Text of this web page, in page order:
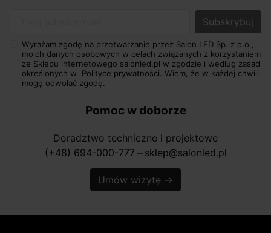
Wyrażam zgodę na przetwarzanie przez Salon LED Sp. z o.o.,
moich danych osobowych w celach związanych z korzystaniem
ze Sklepu internetowego salonled.pl w zgodzie i według zasad
określonych w Polityce prywatności. Wiem, że w każdej chwili
mogę odwołać zgodę.
Pomoc w doborze
Doradztwo techniczne i projektowe
(+48) 694-000-777 horizontal_rule sklep@salonled.pl
Umów wizytę →